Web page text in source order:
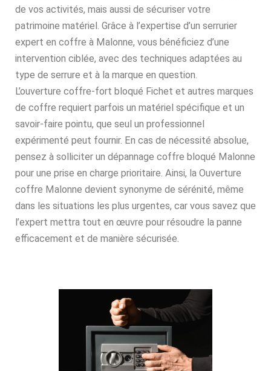
de vos activités, mais aussi de sécuriser votre
patrimoine matériel. Grâce à l’expertise d’un serrurier
expert en coffre à Malonne, vous bénéficiez d’une
intervention ciblée, avec des techniques adaptées au
type de serrure et à la marque en question.
L’ouverture coffre-fort bloqué Fichet et autres marques
de coffre requiert parfois un matériel spécifique et un
savoir-faire pointu, que seul un professionnel
expérimenté peut fournir. En cas de nécessité absolue,
pensez à solliciter un dépannage coffre bloqué Malonne
pour une prise en charge prioritaire. Ainsi, la Ouverture
coffre Malonne devient synonyme de sérénité, même
dans les situations les plus urgentes, car vous savez que
l’expert mettra tout en œuvre pour résoudre la panne
efficacement et de manière sécurisée.